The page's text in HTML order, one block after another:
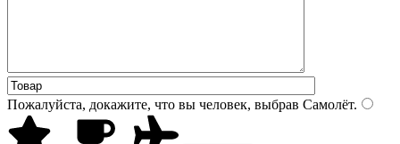
Пожалуйста, докажите, что вы человек, выбрав Самолёт.